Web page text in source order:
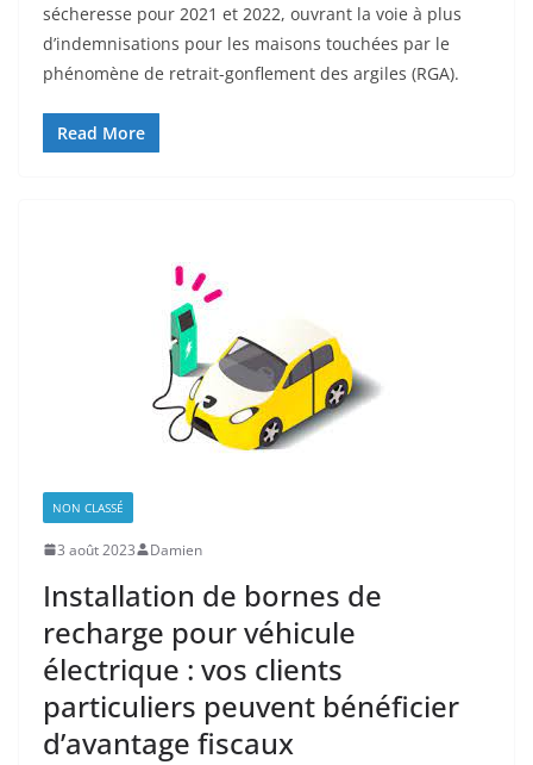
sécheresse pour 2021 et 2022, ouvrant la voie à plus
d’indemnisations pour les maisons touchées par le
phénomène de retrait-gonflement des argiles (RGA).
Read More
NON CLASSÉ
3 août 2023 Damien
Installation de bornes de
recharge pour véhicule
électrique : vos clients
particuliers peuvent bénéficier
d’avantage fiscaux